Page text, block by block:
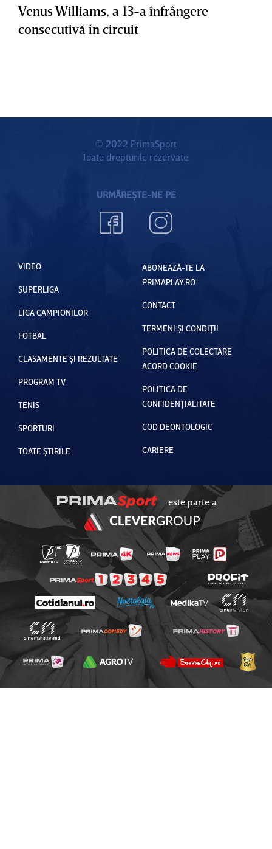
Venus Williams, a 13-a înfrângere
consecutivă în circuit
© 2022 PrimaSport
Toate drepturile rezervate.
URMĂREȘTE-NE PE
VIDEO
SUPERLIGA
LIGA CAMPIONILOR
FOTBAL
CLASAMENTE ȘI REZULTATE
PROGRAM TV
TENIS
SPORTURI
TOATE ȘTIRILE
ABONEAZĂ-TE LA
PRIMAPLAY.RO
CONTACT
TERMENI ȘI CONDIȚII
POLITICA DE COLECTARE
ACORD COOKIE
POLITICA DE
CONFIDENȚIALITATE
COD DEONTOLOGIC
CARIERE
este parte a